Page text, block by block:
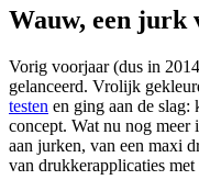
Wauw, een jurk
Vorig voorjaar (dus in
gelanceerd. Vrolijk
testen en ging aan de slag:
concept. Wat nu nog meer
aan jurken, van een maxi
van drukkerapplicaties